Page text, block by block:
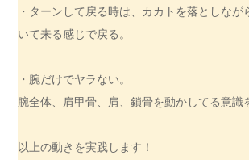
・ターンして戻る時は、カカトを落としなが
いて来る感じで戻る。
・腕だけでヤラない。
腕全体、肩甲骨、肩、鎖骨を動かしてる意識
以上の動きを実践します！